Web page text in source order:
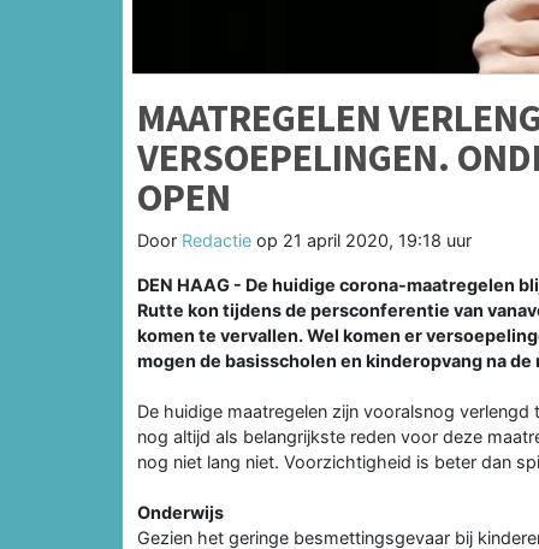
MAATREGELEN
VERSOEPELINGEN.
OPEN
Door Redactie op 21 april 2020, 19:18 uur
DEN HAAG - De huidige corona-maatregelen
Rutte kon tijdens de persconferentie van
komen te vervallen. Wel komen er
mogen de basisscholen en kinderopvang na
De huidige maatregelen zijn vooralsnog
nog altijd als belangrijkste reden voor deze
nog niet lang niet. Voorzichtigheid is beter dan
Onderwijs
Gezien het geringe besmettingsgevaar bij